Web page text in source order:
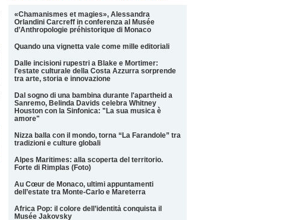
«Chamanismes et magies», Alessandra
Orlandini Carcreff in conferenza al Musée
d’Anthropologie préhistorique di Monaco
Quando una vignetta vale come mille editoriali
Dalle incisioni rupestri a Blake e Mortimer:
l'estate culturale della Costa Azzurra sorprende
tra arte, storia e innovazione
Dal sogno di una bambina durante l'apartheid a
Sanremo, Belinda Davids celebra Whitney
Houston con la Sinfonica: "La sua musica è
amore"
Nizza balla con il mondo, torna “La Farandole” tra
tradizioni e culture globali
Alpes Maritimes: alla scoperta del territorio.
Forte di Rimplas (Foto)
Au Cœur de Monaco, ultimi appuntamenti
dell’estate tra Monte-Carlo e Mareterra
Africa Pop: il colore dell’identità conquista il
Musée Jakovsky